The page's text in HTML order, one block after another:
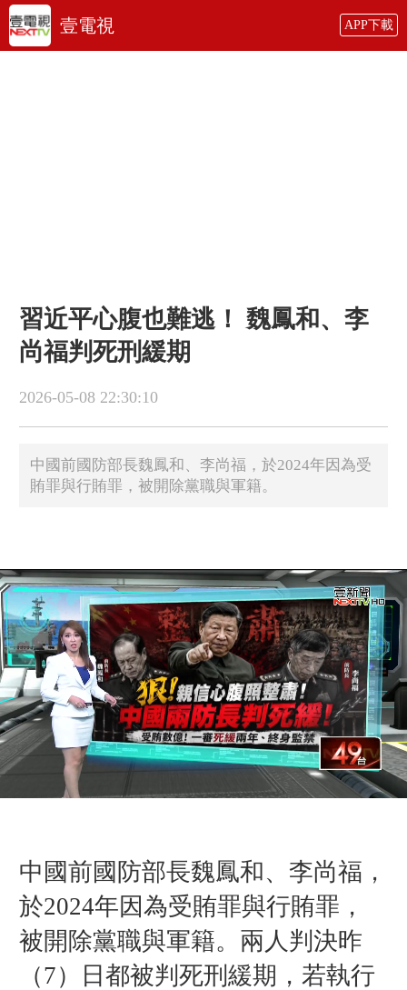
壹電視 APP下載
習近平心腹也難逃！ 魏鳳和、李
尚福判死刑緩期
2026-05-08 22:30:10
中國前國防部長魏鳳和、李尚福，於2024年因為受
賄罪與行賄罪，被開除黨職與軍籍。
中國前國防部長魏鳳和、李尚福，
於2024年因為受賄罪與行賄罪，
被開除黨職與軍籍。兩人判決昨
（7）日都被判死刑緩期，若執行